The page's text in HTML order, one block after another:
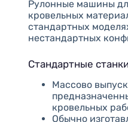
Рулонные машины
кровельных
стандартных
нестандартных
Стандартные
Массово
кровельных
Обычно